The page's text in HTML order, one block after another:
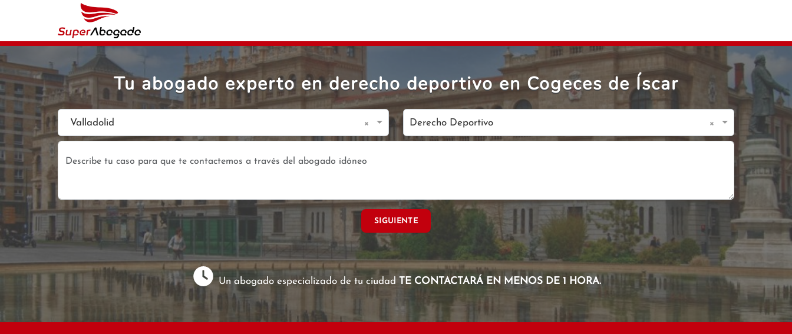
Tu abogado experto en derecho deportivo en Cogeces de Íscar
Valladolid × Derecho Deportivo ×
SIGUIENTE
Un abogado especializado de tu ciudad TE CONTACTARÁ EN MENOS DE 1 HORA.